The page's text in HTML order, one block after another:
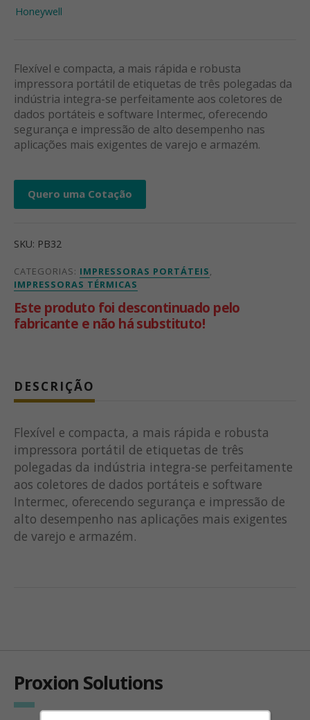
Honeywell
Flexível e compacta, a mais rápida e robusta
impressora portátil de etiquetas de três polegadas da
indústria integra-se perfeitamente aos coletores de
dados portáteis e software Intermec, oferecendo
segurança e impressão de alto desempenho nas
aplicações mais exigentes de varejo e armazém.
Quero uma Cotação
SKU: PB32
CATEGORIAS: IMPRESSORAS PORTÁTEIS,
IMPRESSORAS TÉRMICAS
Este produto foi descontinuado pelo
fabricante e não há substituto!
DESCRIÇÃO
Flexível e compacta, a mais rápida e robusta
impressora portátil de etiquetas de três
polegadas da indústria integra-se perfeitamente
aos coletores de dados portáteis e software
Intermec, oferecendo segurança e impressão de
alto desempenho nas aplicações mais exigentes
de varejo e armazém.
Proxion Solutions